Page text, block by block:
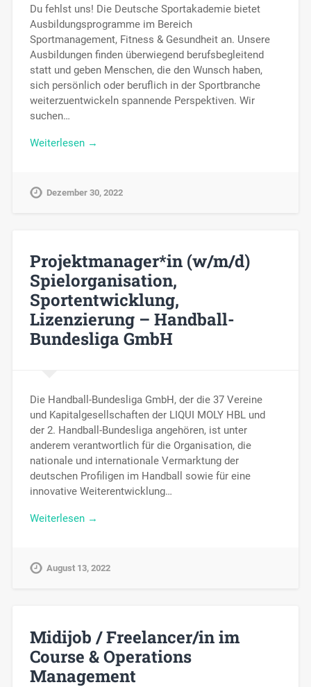
Du fehlst uns! Die Deutsche Sportakademie bietet
Ausbildungsprogramme im Bereich
Sportmanagement, Fitness & Gesundheit an. Unsere
Ausbildungen finden überwiegend berufsbegleitend
statt und geben Menschen, die den Wunsch haben,
sich persönlich oder beruflich in der Sportbranche
weiterzuentwickeln spannende Perspektiven. Wir
suchen…
Weiterlesen →
Dezember 30, 2022
Projektmanager*in (w/m/d)
Spielorganisation,
Sportentwicklung,
Lizenzierung – Handball-
Bundesliga GmbH
Die Handball-Bundesliga GmbH, der die 37 Vereine
und Kapitalgesellschaften der LIQUI MOLY HBL und
der 2. Handball-Bundesliga angehören, ist unter
anderem verantwortlich für die Organisation, die
nationale und internationale Vermarktung der
deutschen Profiligen im Handball sowie für eine
innovative Weiterentwicklung…
Weiterlesen →
August 13, 2022
Midijob / Freelancer/in im
Course & Operations
Management